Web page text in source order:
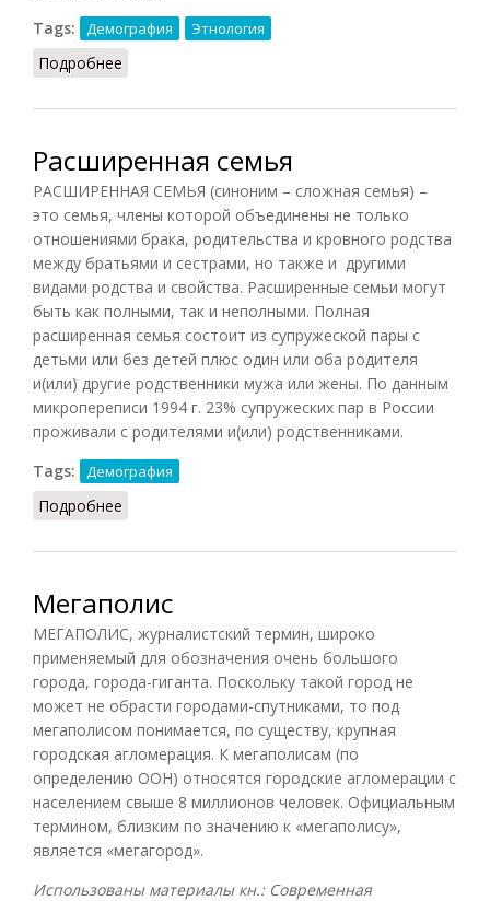
Tags:
Демография Этнология
Подробнее
Расширенная семья
РАСШИРЕННАЯ СЕМЬЯ (синоним – сложная семья) –
это семья, члены которой объединены не только
отношениями брака, родительства и кровного родства
между братьями и сестрами, но также и другими
видами родства и свойства. Расширенные семьи могут
быть как полными, так и неполными. Полная
расширенная семья состоит из супружеской пары с
детьми или без детей плюс один или оба родителя
и(или) другие родственники мужа или жены. По данным
микропереписи 1994 г. 23% супружеских пар в России
проживали с родителями и(или) родственниками.
Tags:
Демография
Подробнее
Мегаполис
МЕГАПОЛИС, журналистский термин, широко
применяемый для обозначения очень большого
города, города-гиганта. Поскольку такой город не
может не обрасти городами-спутниками, то под
мегаполисом понимается, по существу, крупная
городская агломерация. К мегаполисам (по
определению ООН) относятся городские агломерации с
населением свыше 8 миллионов человек. Официальным
термином, близким по значению к «мегаполису»,
является «мегагород».
Использованы материалы кн.: Современная